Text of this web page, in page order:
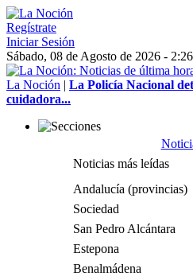
Regístrate
Iniciar Sesión
Sábado, 08 de Agosto de 2026 -
La Noción | La Policía Nacional
cuidadora...
Noticias más leídas
Andalucía (provincias)
Sociedad
San Pedro Alcántara
Estepona
Benalmádena